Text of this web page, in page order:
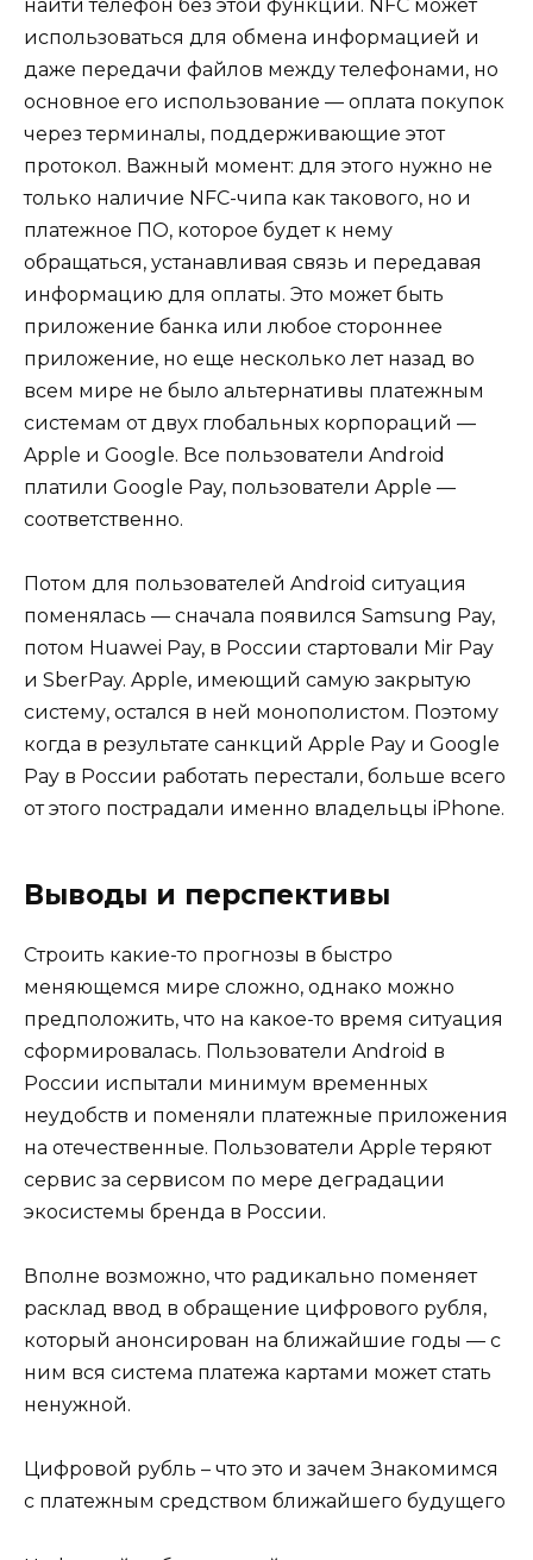
найти телефон без этой функции. NFC может
использоваться для обмена информацией и
даже передачи файлов между телефонами, но
основное его использование — оплата покупок
через терминалы, поддерживающие этот
протокол. Важный момент: для этого нужно не
только наличие NFC-чипа как такового, но и
платежное ПО, которое будет к нему
обращаться, устанавливая связь и передавая
информацию для оплаты. Это может быть
приложение банка или любое стороннее
приложение, но еще несколько лет назад во
всем мире не было альтернативы платежным
системам от двух глобальных корпораций —
Apple и Google. Все пользователи Android
платили Google Pay, пользователи Apple —
соответственно.
Потом для пользователей Android ситуация
поменялась — сначала появился Samsung Pay,
потом Huawei Pay, в России стартовали Mir Pay
и SberPay. Apple, имеющий самую закрытую
систему, остался в ней монополистом. Поэтому
когда в результате санкций Apple Pay и Google
Pay в России работать перестали, больше всего
от этого пострадали именно владельцы iPhone.
Выводы и перспективы
Строить какие-то прогнозы в быстро
меняющемся мире сложно, однако можно
предположить, что на какое-то время ситуация
сформировалась. Пользователи Android в
России испытали минимум временных
неудобств и поменяли платежные приложения
на отечественные. Пользователи Apple теряют
сервис за сервисом по мере деградации
экосистемы бренда в России.
Вполне возможно, что радикально поменяет
расклад ввод в обращение цифрового рубля,
который анонсирован на ближайшие годы — с
ним вся система платежа картами может стать
ненужной.
Цифровой рубль – что это и зачем Знакомимся
с платежным средством ближайшего будущего